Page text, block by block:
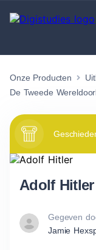
Exacte
vakken
vakken.
vakken.
Onze Producten
De Tweede
Adolf Hitler
Gegeven
Jamie